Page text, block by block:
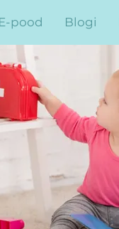
E-pood Blogi